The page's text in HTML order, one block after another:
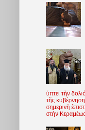
ύπτει τὴν
τῆς
σημερινὴ
στὴν Κεραμέως